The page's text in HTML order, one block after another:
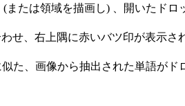
たは領域を描画し) 、開いたドロ
せ、右上隅に赤いバツ印が表示
た、画像から抽出された単語が